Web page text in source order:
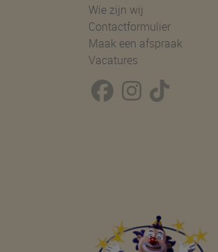
Wie zijn wij
Contactformulier
Maak een afspraak
Vacatures